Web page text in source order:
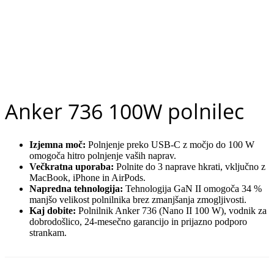
Anker 736 100W polnilec
Izjemna moč: Polnjenje preko USB-C z močjo do 100 W
omogoča hitro polnjenje vaših naprav.
Večkratna uporaba: Polnite do 3 naprave hkrati, vključno z
MacBook, iPhone in AirPods.
Napredna tehnologija: Tehnologija GaN II omogoča 34 %
manjšo velikost polnilnika brez zmanjšanja zmogljivosti.
Kaj dobite: Polnilnik Anker 736 (Nano II 100 W), vodnik za
dobrodošlico, 24-mesečno garancijo in prijazno podporo
strankam.